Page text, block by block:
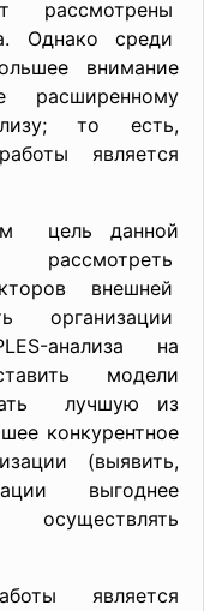
рассмотрены
Однако среди
внимание
расширенному
то есть,
является
цель данной
внешней
организации
анализа на
модели
лучшую из
конкурентное
(выявить,
выгоднее
является